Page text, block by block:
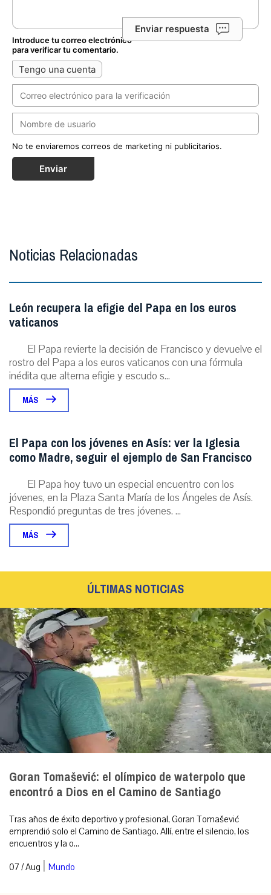
Enviar respuesta
Introduce tu correo electrónico
para verificar tu comentario.
Tengo una cuenta
No te enviaremos correos de marketing ni publicitarios.
Enviar
Noticias Relacionadas
León recupera la efigie del Papa en los euros
vaticanos
El Papa revierte la decisión de Francisco y devuelve el
rostro del Papa a los euros vaticanos con una fórmula
inédita que alterna efigie y escudo s...
MÁS
El Papa con los jóvenes en Asís: ver la Iglesia
como Madre, seguir el ejemplo de San Francisco
El Papa hoy tuvo un especial encuentro con los
jóvenes, en la Plaza Santa María de los Ángeles de Asís.
Respondió preguntas de tres jóvenes. ...
MÁS
ÚLTIMAS NOTICIAS
Goran Tomašević: el olímpico de waterpolo que
encontró a Dios en el Camino de Santiago
Tras años de éxito deportivo y profesional, Goran Tomašević
emprendió solo el Camino de Santiago. Allí, entre el silencio, los
encuentros y la o...
07 / Aug | Mundo